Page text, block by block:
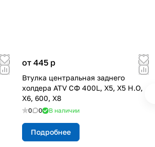
от 445 p
Втулка центральная заднего
холдера ATV СФ 400L, X5, X5 H.O,
X6, 600, X8
0 0 В наличии
Подробнее